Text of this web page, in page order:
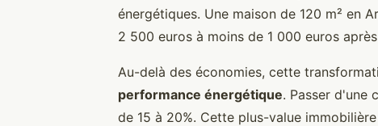
énergétiques. Une maison de 120 m² en
2 500 euros à moins de 1 000 euros
Au-delà des économies, cette
performance énergétique. Passer d'une
de 15 à 20%. Cette plus-value